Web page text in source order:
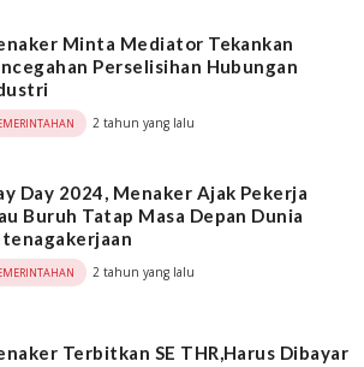
Minta Mediator Tekankan
Perselisihan Hubungan
2 tahun yang lalu
Day 2024, Menaker Ajak Pekerja
Buruh Tatap Masa Depan Dunia
2 tahun yang lalu
Terbitkan SE THR,Harus Dibayar